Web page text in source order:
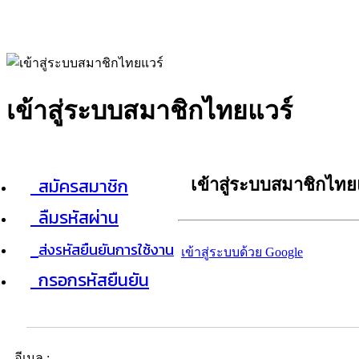
เข้าสู่ระบบสมาชิกไทยแวร์
สมัครสมาชิก
ลืมรหัสผ่าน
ส่งรหัสยืนยันการใช้งาน
กรอกรหัสยืนยัน
เข้าสู่ระบบสมาชิกไท
เข้าสู่ระบบด้วย Google